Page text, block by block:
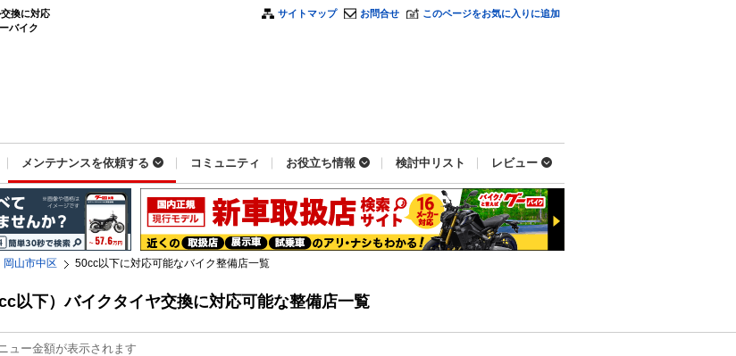
換に対応
バイク
サイトマップ お問合せ このページをお気に入りに追加
メンテナンスを依頼する コミュニティ お役立ち情報 検討中リスト レビュー
岡山市中区 50cc以下に対応可能なバイク整備店一覧
以下）バイクタイヤ交換に対応可能な整備店一覧
ュー金額が表示されます